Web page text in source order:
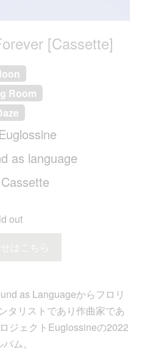
[Cassette]
Room
Euglossine
as language
Cassette
out
せはこちら
as Languageからフロリ
タリストであり作曲家であ
ジェクトEuglossineの2022
ム。